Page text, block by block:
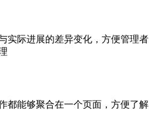
实际进展的差异变化，方便管理者
都能够聚合在一个页面，方便了解